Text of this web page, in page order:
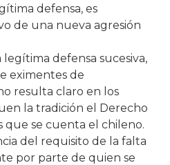
defensa, es
de una nueva agresión
defensa sucesiva,
eximentes de
resulta claro en los
la tradición el Derecho
que se cuenta el chileno.
del requisito de la falta
por parte de quien se